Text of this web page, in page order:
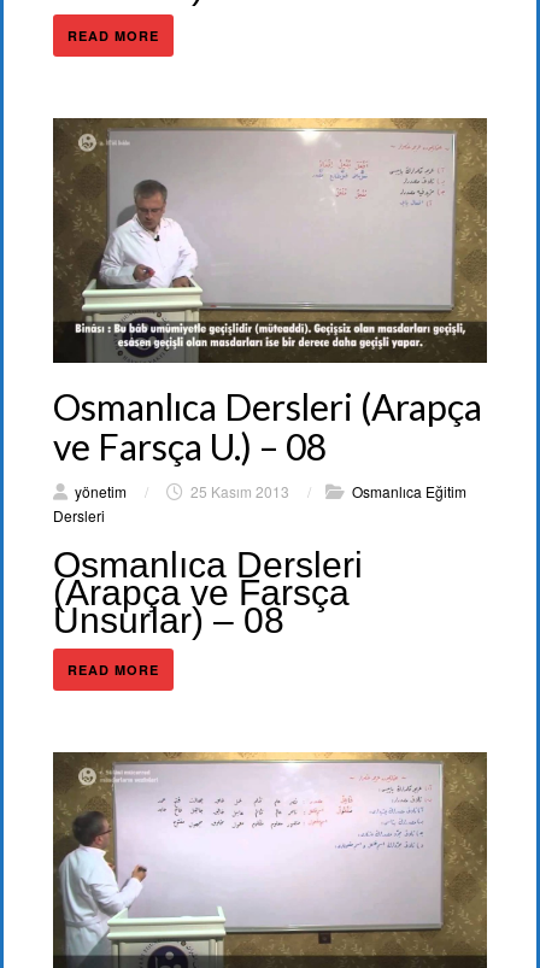
READ MORE
Osmanlıca Dersleri (Arapça
ve Farsça U.) – 08
yönetim / 25 Kasım 2013 /
Osmanlıca Eğitim
Dersleri
Osmanlıca Dersleri
(Arapça ve Farsça
Unsurlar) – 08
READ MORE